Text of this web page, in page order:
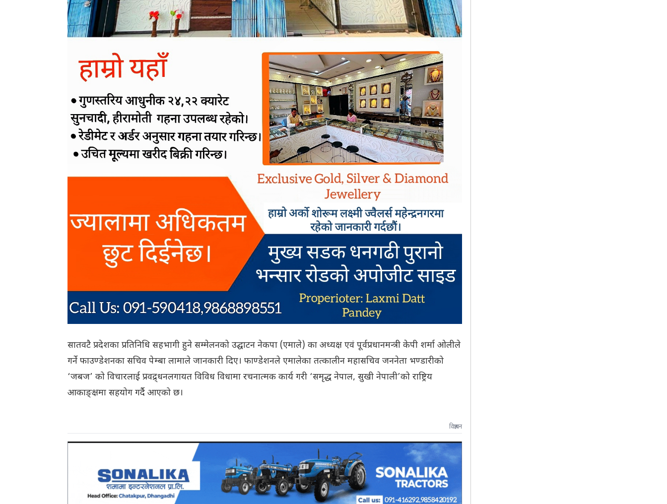
सातवटै प्रदेशका प्रतिनिधि सहभागी हुने सम्मेलनको उद्घाटन नेकपा (एमाले) का अध्यक्ष एवं पूर्वप्रधानमन्त्री केपी शर्मा ओलीले
गर्ने फाउण्डेशनका सचिव पेम्बा लामाले जानकारी दिए। फाण्डेशनले एमालेका तत्कालीन महासचिव जननेता भण्डारीको
‘जबज’ को विचारलाई प्रवद्र्धनलगायत विविध विधामा रचनात्मक कार्य गरी ‘समृद्ध नेपाल, सुखी नेपाली’को राष्ट्रिय
आकाङ्क्षमा सहयोग गर्दै आएको छ।
विज्ञापन